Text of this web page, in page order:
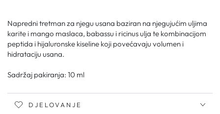
Napredni tretman za njegu usana baziran na njegujućim uljima
karite i mango maslaca, babassu i ricinus ulja te kombinacijom
peptida i hijaluronske kiseline koji povećavaju volumen i
hidrataciju usana.
Sadržaj pakiranja: 10 ml
DJELOVANJE